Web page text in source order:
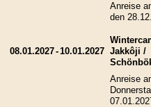
Anreise
den
08.01.2027-10.01.2027 Jakkôji /
Anreise